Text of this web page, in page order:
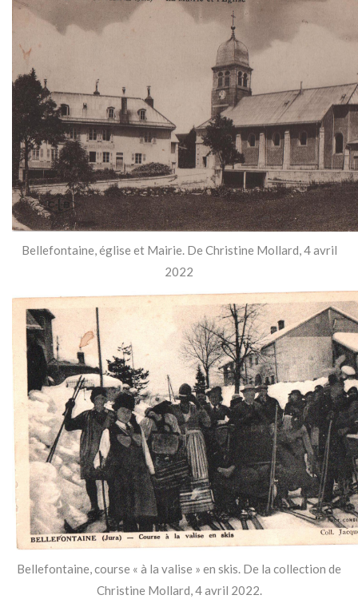
Bellefontaine, église et Mairie. De Christine Mollard, 4 avril
2022
Bellefontaine, course « à la valise » en skis. De la collection de
Christine Mollard, 4 avril 2022.